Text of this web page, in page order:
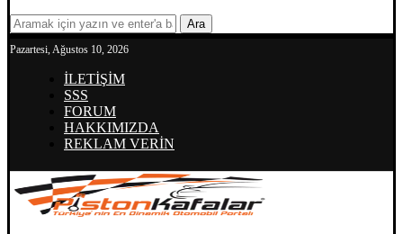
Ara
Pazartesi, Ağustos 10, 2026
İLETİŞİM
SSS
FORUM
HAKKIMIZDA
REKLAM VERİN